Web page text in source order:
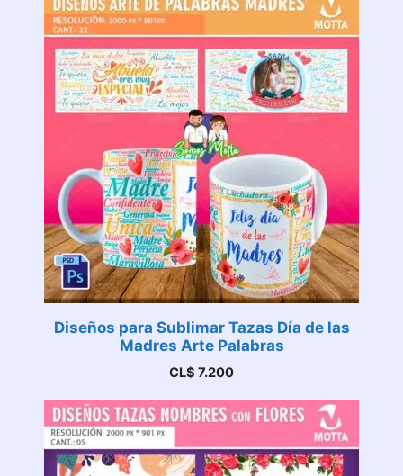
Diseños para Sublimar Tazas Día de las
Madres Arte Palabras
CL$ 7.200